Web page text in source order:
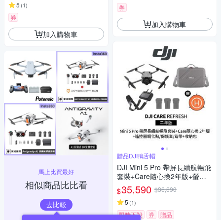
5 (1)
券
加入購物車
馬上比買最好
相似商品比比看
去比較
券
加入購物車
贈品DJI鴨舌帽
DJI Mini 5 Pro 帶屏長續航暢飛
套裝+Care隨心換2年版+螢幕
遙控器鋼化貼+遙控器保護套
+遙控器背帶+12030148 收納
包 (聯強公司貨)
$35,590 $36,690
5 (1)
限時下殺 券 贈品